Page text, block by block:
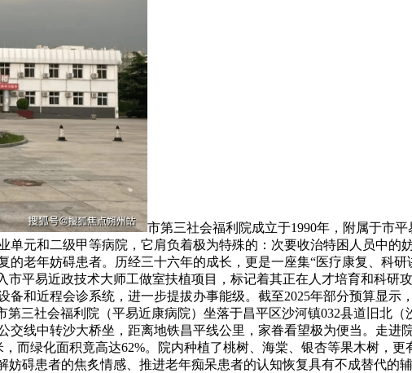
市第三社会福利院成立于1990年，附属于市
元和二级甲等病院，它肩负着极为特殊的：次要收治特困人员中的
的老年妨碍患者。历经三十六年的成长，更是一座集“医疗康复、科
平易近政技术大师工做室扶植项目，标记着其正在人才培育和科研
和近程会诊系统，进一步提拔办事能级。截至2025年部分预算显示
三社会福利院（平易近康病院）坐落于昌平区沙河镇032县道旧北（
交线中转沙大桥坐，距离地铁昌平线公里，家眷看望极为便当。走进
而绿化面积竟高达62%。院内种植了桃树、海棠、银杏等果木树，
妨碍患者的焦炙情感、推进老年痴呆患者的认知恢复具有不成替代的